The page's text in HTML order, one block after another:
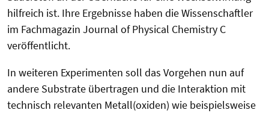
hilfreich ist. Ihre Ergebnisse haben die Wissenschaftler
im Fachmagazin Journal of Physical Chemistry C
veröffentlicht.
In weiteren Experimenten soll das Vorgehen nun auf
andere Substrate übertragen und die Interaktion mit
technisch relevanten Metall(oxiden) wie beispielsweise